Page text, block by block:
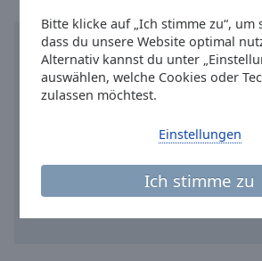
Bitte klicke auf „Ich stimme zu“, um
dass du unsere Website optimal
Alternativ kannst du unter
auswählen, welche Cookies oder
zulassen möchtest.
Ich stimme zu
Einstellungen